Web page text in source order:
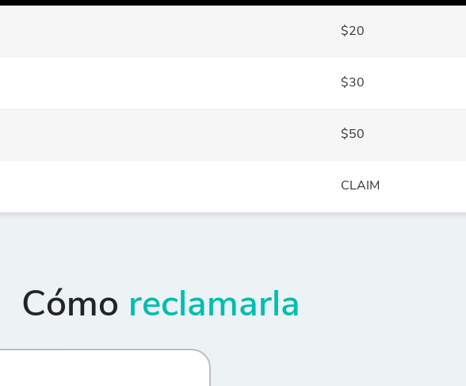
$20
$30
$50
CLAIM
Cómo reclamarla